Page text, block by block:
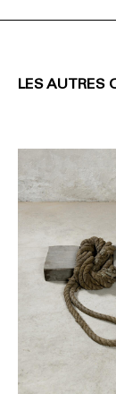
LES AUTRES